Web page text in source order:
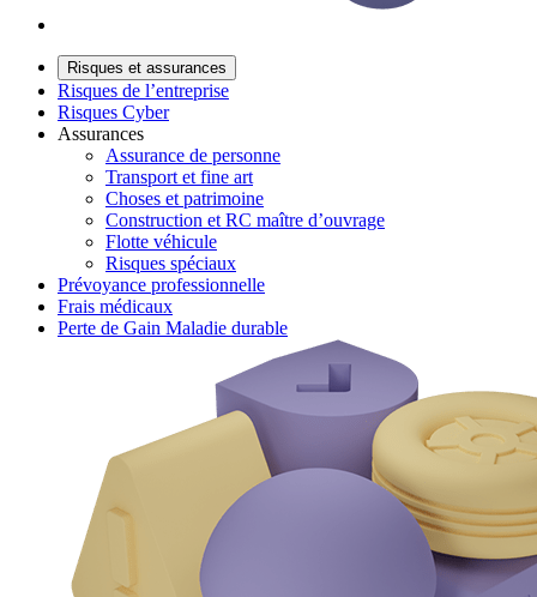
Risques et assurances
Risques de l’entreprise
Risques Cyber
Assurances
Assurance de personne
Transport et fine art
Choses et patrimoine
Construction et RC maître d’ouvrage
Flotte véhicule
Risques spéciaux
Prévoyance professionnelle
Frais médicaux
Perte de Gain Maladie durable